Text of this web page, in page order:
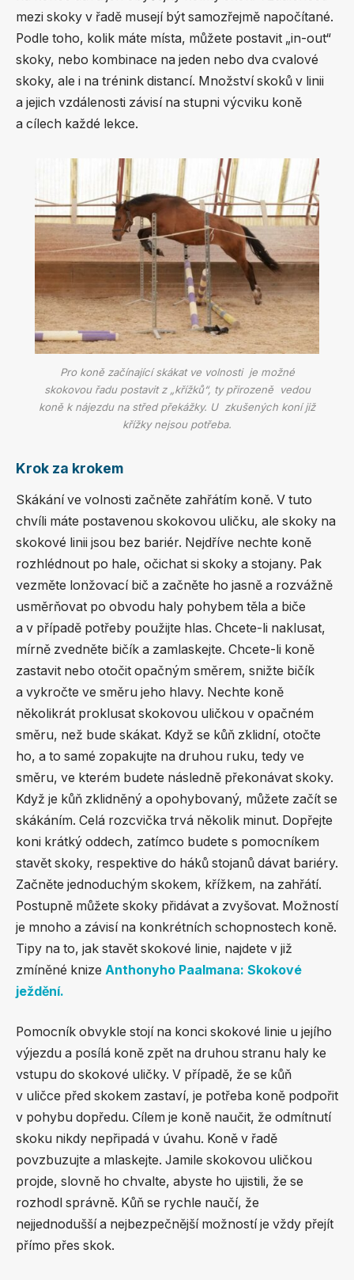
mezi skoky v řadě musejí být samozřejmě napočítané.
Podle toho, kolik máte místa, můžete postavit „in-out“
skoky, nebo kombinace na jeden nebo dva cvalové
skoky, ale i na trénink distancí. Množství skoků v linii
a jejich vzdálenosti závisí na stupni výcviku koně
a cílech každé lekce.
Pro koně začínající skákat ve volnosti je možné
skokovou řadu postavit z „křížků“, ty přirozeně vedou
koně k nájezdu na střed překážky. U zkušených koní již
křížky nejsou potřeba.
Krok za krokem
Skákání ve volnosti začněte zahřátím koně. V tuto
chvíli máte postavenou skokovou uličku, ale skoky na
skokové linii jsou bez bariér. Nejdříve nechte koně
rozhlédnout po hale, očichat si skoky a stojany. Pak
vezměte lonžovací bič a začněte ho jasně a rozvážně
usměrňovat po obvodu haly pohybem těla a biče
a v případě potřeby použijte hlas. Chcete-li naklusat,
mírně zvedněte bičík a zamlaskejte. Chcete-li koně
zastavit nebo otočit opačným směrem, snižte bičík
a vykročte ve směru jeho hlavy. Nechte koně
několikrát proklusat skokovou uličkou v opačném
směru, než bude skákat. Když se kůň zklidní, otočte
ho, a to samé zopakujte na druhou ruku, tedy ve
směru, ve kterém budete následně překonávat skoky.
Když je kůň zklidněný a opohybovaný, můžete začít se
skákáním. Celá rozcvička trvá několik minut. Dopřejte
koni krátký oddech, zatímco budete s pomocníkem
stavět skoky, respektive do háků stojanů dávat bariéry.
Začněte jednoduchým skokem, křížkem, na zahřátí.
Postupně můžete skoky přidávat a zvyšovat. Možností
je mnoho a závisí na konkrétních schopnostech koně.
Tipy na to, jak stavět skokové linie, najdete v již
zmíněné knize Anthonyho Paalmana: Skokové
ježdění.
Pomocník obvykle stojí na konci skokové linie u jejího
výjezdu a posílá koně zpět na druhou stranu haly ke
vstupu do skokové uličky. V případě, že se kůň
v uličce před skokem zastaví, je potřeba koně podpořit
v pohybu dopředu. Cílem je koně naučit, že odmítnutí
skoku nikdy nepřipadá v úvahu. Koně v řadě
povzbuzujte a mlaskejte. Jamile skokovou uličkou
projde, slovně ho chvalte, abyste ho ujistili, že se
rozhodl správně. Kůň se rychle naučí, že
nejjednodušší a nejbezpečnější možností je vždy přejít
přímo přes skok.